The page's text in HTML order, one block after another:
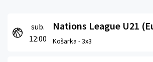
sub.
12:00
Nations League U21
Košarka -3x3